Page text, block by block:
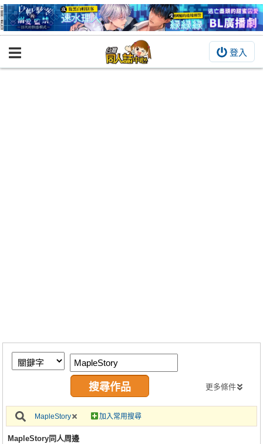
登入
BOOKY書集倉庫
繪圖藝廊
交流中心
攤位轉讓區
會員功能選單
更多條件
MapleStory 加入常用搜尋
MapleStory同人周邊